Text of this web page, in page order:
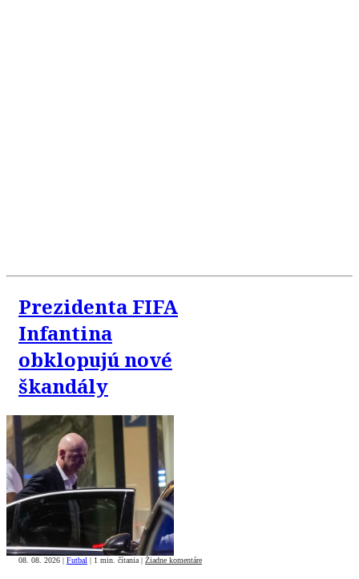
Prezidenta FIFA
Infantina
obklopujú nové
škandály
08. 08. 2026 | Futbal | 1 min. čítania | Žiadne komentáre